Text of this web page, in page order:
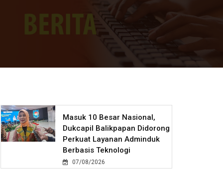
Masuk 10 Besar Nasional,
Dukcapil Balikpapan Didorong
Perkuat Layanan Adminduk
Berbasis Teknologi
07/08/2026